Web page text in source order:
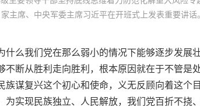
家主席、中央军委主席习近平在开班式上发表重要讲
什么我们党在那么弱小的情况下能够逐步发展
不断从胜利走向胜利，根本原因就在于不管是
族谋复兴这个初心和使命，义无反顾向着这个
为实现民族独立、人民解放，我们党百折不挠